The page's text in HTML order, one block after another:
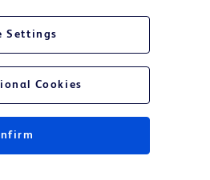
BD et le logo de BD sont des marques
Settings
Cookies